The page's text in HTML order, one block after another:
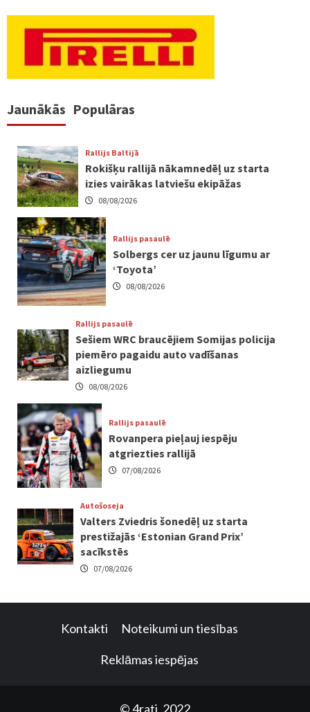
Jaunākās Populāras
Rallijs Baltijā
Rokišķu rallijā nākamnedēļ uz starta
izies vairākas latviešu ekipāžas
08/08/2026
Rallijs pasaulē
Solbergs cer uz jaunu līgumu ar
‘Toyota’
08/08/2026
Rallijs pasaulē
Sešiem WRC braucējiem Somijas policija
piemēro pagaidu auto vadīšanas
aizliegumu
08/08/2026
Rallijs pasaulē
Rovanpera pieļauj iespēju
atgriezties rallijā
07/08/2026
Autošoseja
Valters Zviedris šonedēļ uz starta
prestižajās ‘Estonian Grand Prix’
sacīkstēs
07/08/2026
Kontakti Noteikumi un tiesības
Reklāmas iespējas
© 4rati, 2022